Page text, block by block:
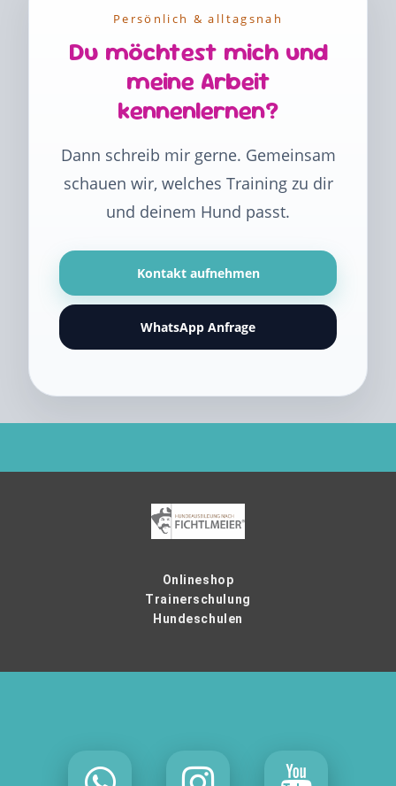
Persönlich & alltagsnah
Du möchtest mich und
meine Arbeit
kennenlernen?
Dann schreib mir gerne. Gemeinsam
schauen wir, welches Training zu dir
und deinem Hund passt.
Kontakt aufnehmen
WhatsApp Anfrage
Onlineshop
Trainerschulung
Hundeschulen